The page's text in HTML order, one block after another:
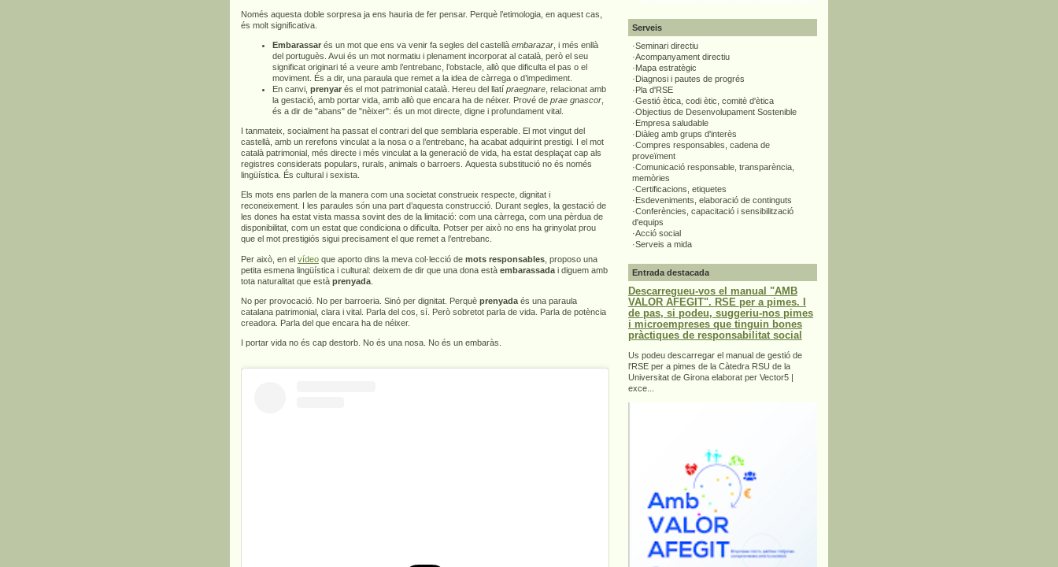
Només aquesta doble sorpresa ja ens hauria de fer pensar. Perquè l’etimologia, en aquest cas,
és molt significativa.
Embarassar és un mot que ens va venir fa segles del castellà embarazar , i més enllà
del portuguès. Avui és un mot normatiu i plenament incorporat al català, però el seu
significat originari té a veure amb l’entrebanc, l’obstacle, allò que dificulta el pas o el
moviment. És a dir, una paraula que remet a la idea de càrrega o d’impediment.
En canvi, prenyar és el mot patrimonial català. Hereu del llatí praegnare , relacionat amb
la gestació, amb portar vida, amb allò que encara ha de néixer. Prové de prae gnascor
és a dir de "abans" de "nèixer": és un mot directe, digne i profundament vital.
I tanmateix, socialment ha passat el contrari del que semblaria esperable. El mot vingut del
castellà, amb un rerefons vinculat a la nosa o a l’entrebanc, ha acabat adquirint prestigi. I el mot
català patrimonial, més directe i més vinculat a la generació de vida, ha estat desplaçat cap als
registres considerats populars, rurals, animals o barroers. Aquesta substitució no és només
lingüística. És cultural i sexista.
Els mots ens parlen de la manera com una societat construeix respecte, dignitat i
reconeixement. I les paraules són una part d’aquesta construcció. Durant segles, la gestació de
les dones ha estat vista massa sovint des de la limitació: com una càrrega, com una pèrdua de
disponibilitat, com un estat que condiciona o dificulta. Potser per això no ens ha grinyolat prou
que el mot prestigiós sigui precisament el que remet a l’entrebanc.
Per això, en el vídeo que aporto dins la meva col·lecció de mots responsables , proposo una
petita esmena lingüística i cultural: deixem de dir que una dona està embarassada i diguem amb
tota naturalitat que està prenyada
No per provocació. No per barroeria. Sinó per dignitat. Perquè prenyada és una paraula
catalana patrimonial, clara i vital. Parla del cos, sí. Però sobretot parla de vida. Parla de potència
creadora. Parla del que encara ha de néixer.
I portar vida no és cap destorb. No és una nosa. No és un embaràs.
Serveis
·Seminari directiu
·Acompanyament directiu
·Mapa estratègic
·Diagnosi i pautes de progrés
·Pla d'RSE
·Gestió ètica, codi ètic, comitè d'ètica
·Objectius de Desenvolupament Sostenible
·Empresa saludable
·Diàleg amb grups d'interès
·Compres responsables, cadena de
proveïment
·Comunicació responsable, transparència,
memòries
·Certificacions, etiquetes
·Esdeveniments, elaboració de continguts
·Conferències, capacitació i sensibilització
d'equips
·Acció social
·Serveis a mida
Entrada destacada
Descarregueu-vos el manual "AMB
VALOR AFEGIT". RSE per a pimes. I
de pas, si podeu, suggeriu-nos pimes
i microempreses que tinguin bones
pràctiques de responsabilitat social
Us podeu descarregar el manual de gestió de
l'RSE per a pimes de la Càtedra RSU de la
Universitat de Girona elaborat per Vector5 |
exce...